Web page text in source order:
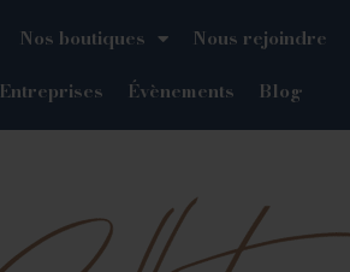
Nos boutiques Nous rejoindre
Entreprises
Évènements Blog